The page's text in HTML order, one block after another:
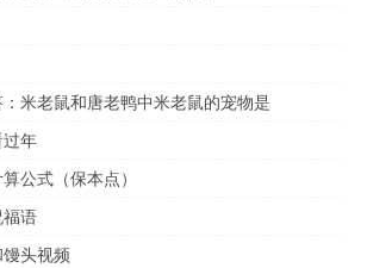
米老鼠和唐老鸭中米老鼠的宠物是
年
公式（保本点）
语
头视频